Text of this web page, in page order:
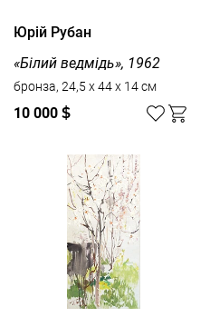
Юрій Рубан
«Білий ведмідь», 1962
бронза, 24,5 х 44 х 14 см
10 000 $